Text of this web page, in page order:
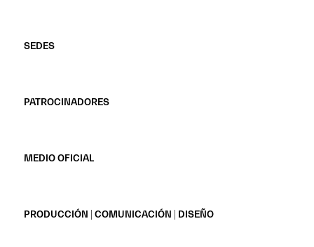
SEDES
PATROCINADORES
MEDIO OFICIAL
PRODUCCIÓN | COMUNICACIÓN | DISEÑO